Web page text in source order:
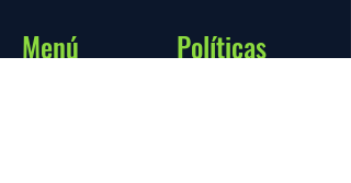
Menú Políticas